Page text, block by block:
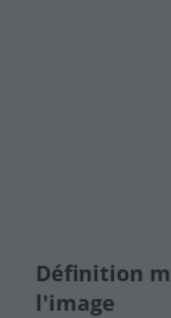
Définition
l'image